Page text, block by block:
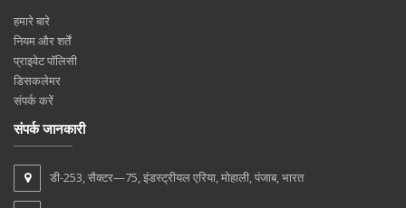
हमारे बारे
नियम और शर्तें
प्राइवेट पॉलिसी
डिसकलेमर
संपर्क करें
संपर्क जानकारी
डी-253, सैक्टर—75, इंडस्ट्रीयल एरिया, मोहाली, पंजाब, भारत